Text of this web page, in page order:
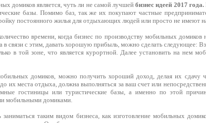
домиков является, чуть ли не самой лучшейбизнес идеей 2017 года.
базы. Помимо баз, так же их покупают частные
постоянного жилья для отдыхающих людей или просто не имеют
времени, когда бизнес по производству мобильных
а в связи с этим, давать хорошую прибыль, можно сделать следующее:
в той зоне, что является курортной. Далее установить на нем
домиков, можно получить хороший доход, делая их сдачу
их места отдыха, должна выполняться за ваш счет или
гостиницы или туристические базы, а именно по этой
мобильными домиками.
заниматься таким видом бизнеса, как изготовление мобильных